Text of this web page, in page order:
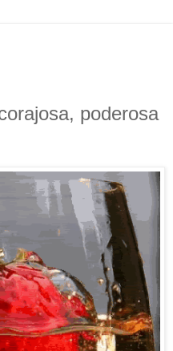
poderosa